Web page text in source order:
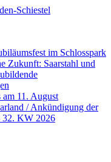
im Schlosspark
Zukunft: Saarstahl und
am 11. August
/ Ankündigung der
32. KW 2026